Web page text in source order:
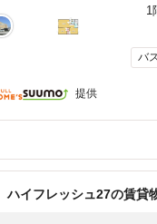
1
バ
提供
ハイフレッシュ27の賃貸